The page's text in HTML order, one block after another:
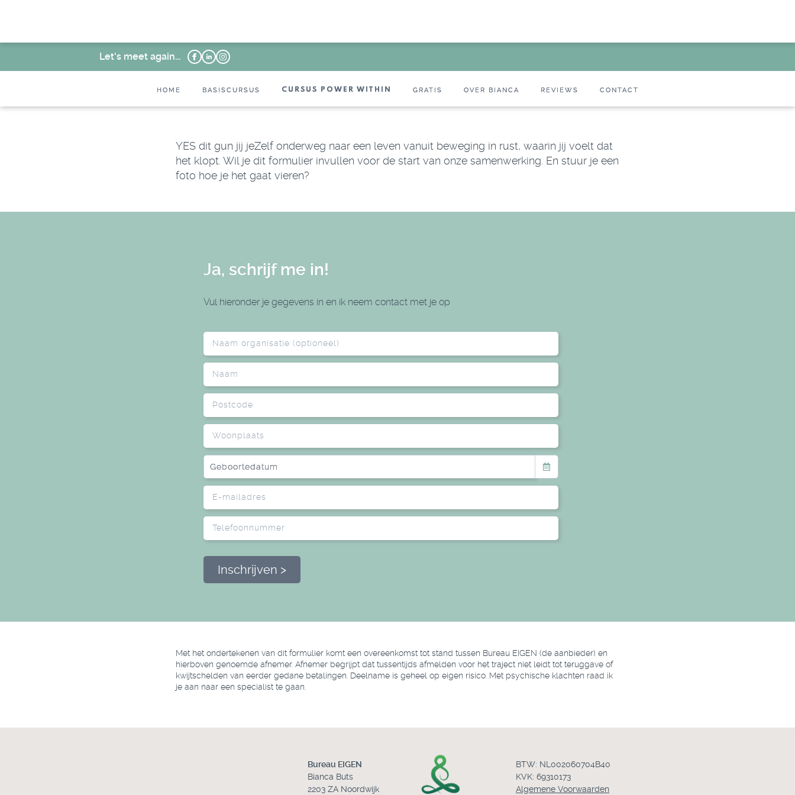
Let's meet again...
HOME BASISCURSUS CURSUS POWER WITHIN GRATIS OVER BIANCA REVIEWS CONTACT
YES dit gun jij jeZelf onderweg naar een leven vanuit beweging in rust, waarin jij voelt dat
het klopt. Wil je dit formulier invullen voor de start van onze samenwerking. En stuur je een
foto hoe je het gaat vieren?
Ja, schrijf me in!
Vul hieronder je gegevens in en ik neem contact met je op
Inschrijven >
Met het ondertekenen van dit formulier komt een overeenkomst tot stand tussen Bureau EIGEN (de aanbieder) en
hierboven genoemde afnemer. Afnemer begrijpt dat tussentijds afmelden voor het traject niet leidt tot teruggave of
kwijtschelden van eerder gedane betalingen. Deelname is geheel op eigen risico. Met psychische klachten raad ik
je aan naar een specialist te gaan.
Bureau EIGEN
Bianca Buts
2203 ZA Noordwijk
BTW: NL002060704B40
KVK: 69310173
Algemene Voorwaarden